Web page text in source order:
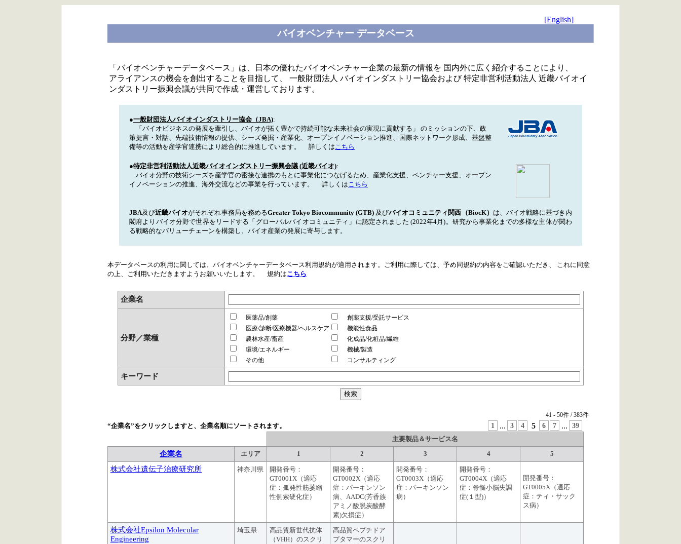
[English]
バイオベンチャー データベース
「バイオベンチャーデータベース」は、日本の優れたバイオベンチャー企業の最新の情報を 国内外に広く紹介することにより、
アライアンスの機会を創出することを目指して、 一般財団法人 バイオインダストリー協会および 特定非営利活動法人 近畿バイオイ
ンダストリー振興会議が共同で作成・運営しております。
●一般財団法人バイオインダストリー協会（JBA):
「バイオビジネスの発展を牽引し、バイオが拓く豊かで持続可能な未来社会の実現に貢献する」 のミッションの下、政
策提言・対話、先端技術情報の提供、シーズ発掘・産業化、オープンイノベーション推進、国際ネットワーク形成、基盤整
備等の活動を産学官連携により総合的に推進しています。 詳しくはこちら
●特定非営利活動法人近畿バイオインダストリー振興会議 (近畿バイオ):
バイオ分野の技術シーズを産学官の密接な連携のもとに事業化につなげるため、産業化支援、ベンチャー支援、オープン
イノベーションの推進、海外交流などの事業を行っています。 詳しくはこちら
JBA及び近畿バイオがそれぞれ事務局を務めるGreater Tokyo Biocommunity (GTB) 及びバイオコミュニティ関西（BiocK） は、バイオ戦略に基づき内
閣府よりバイオ分野で世界をリードする「グローバルバイオコミュニティ」に認定されました (2022年4月)。研究から事業化までの多様な主体が関わ
る戦略的なバリューチェーンを構築し、バイオ産業の発展に寄与します。
本データベースの利用に関しては、バイオベンチャーデータベース利用規約が適用されます。ご利用に際しては、予め同規約の内容をご確認いただき、 これに同意
の上、ご利用いただきますようお願いいたします。 規約はこちら
企業名
分野／業種
医薬品/創薬
創薬支援/受託サービス
医療/診断/医療機器/ヘルスケア
機能性食品
農林水産/畜産
化成品/化粧品/繊維
環境/エネルギー
機械/製造
その他
コンサルティング
キーワード
41 - 50件 /383件
“企業名”をクリックしますと、企業名順にソートされます。 1 ... 3 4 5 6 7 ... 39
主要製品＆サービス名
企業名 エリア 1 2 3 4 5
株式会社遺伝子治療研究所 神奈川県
開発番号：
GT0001X（適応
症：孤発性筋萎縮
性側索硬化症）
開発番号：
GT0002X（適応
症：パーキンソン
病、AADC(芳香族
アミノ酸脱炭酸酵
素)欠損症）
開発番号：
GT0003X（適応
症：パーキンソン
病）
開発番号：
GT0004X（適応
症：脊髄小脳失調
症(１型)）
開発番号：
GT0005X（適応
症：ティ・サック
ス病）
株式会社Epsilon Molecular
Engineering
埼玉県
高品質新世代抗体
（VHH）のスクリ
高品質ペプチドア
プタマーのスクリ